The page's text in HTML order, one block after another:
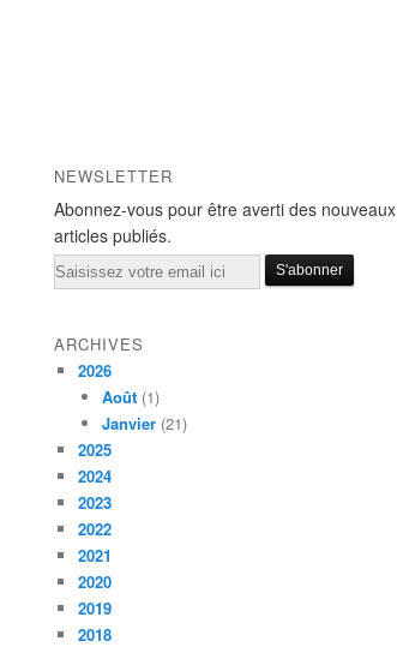
NEWSLETTER
Abonnez-vous pour être averti des nouveaux
articles publiés.
Email
ARCHIVES
2026
Août (1)
Janvier (21)
2025
2024
2023
2022
2021
2020
2019
2018